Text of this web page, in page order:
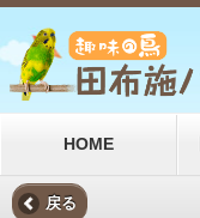
HOME
戻る